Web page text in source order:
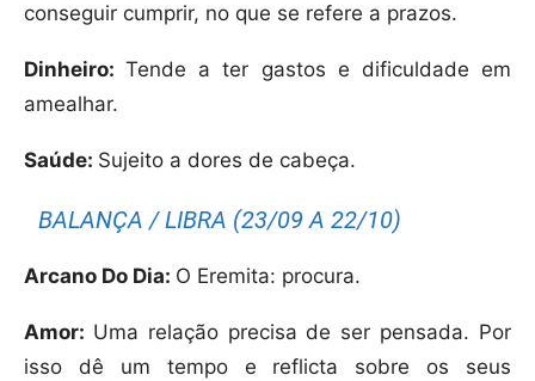
conseguir cumprir, no que se refere a prazos.
Dinheiro:Tende a ter gastos e dificuldade em
amealhar.
Saúde: Sujeito a dores de cabeça.
BALANÇA / LIBRA (23/09 A 22/10)
Arcano Do Dia: O Eremita: procura.
Amor: Uma relação precisa de ser pensada. Por
isso dê um tempo e reflicta sobre os seus